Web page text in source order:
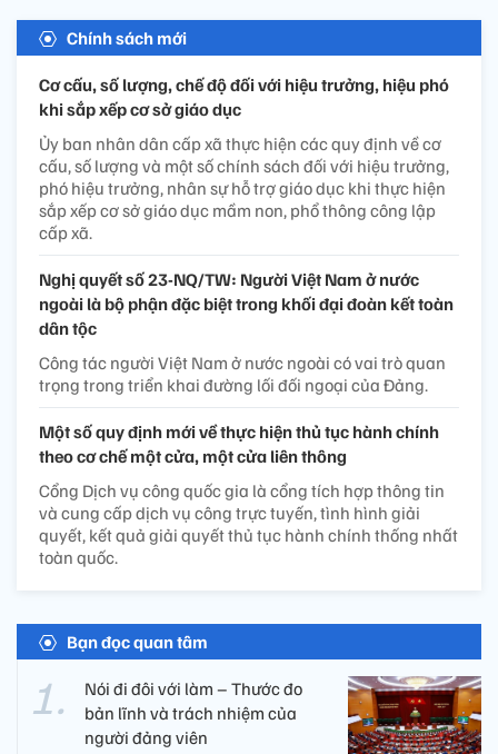
Chính sách mới
Cơ cấu, số lượng, chế độ đối với hiệu trưởng, hiệu phó
khi sắp xếp cơ sở giáo dục
Ủy ban nhân dân cấp xã thực hiện các quy định về cơ
cấu, số lượng và một số chính sách đối với hiệu trưởng,
phó hiệu trưởng, nhân sự hỗ trợ giáo dục khi thực hiện
sắp xếp cơ sở giáo dục mầm non, phổ thông công lập
cấp xã.
Nghị quyết số 23-NQ/TW: Người Việt Nam ở nước
ngoài là bộ phận đặc biệt trong khối đại đoàn kết toàn
dân tộc
Công tác người Việt Nam ở nước ngoài có vai trò quan
trọng trong triển khai đường lối đối ngoại của Đảng.
Một số quy định mới về thực hiện thủ tục hành chính
theo cơ chế một cửa, một cửa liên thông
Cổng Dịch vụ công quốc gia là cổng tích hợp thông tin
và cung cấp dịch vụ công trực tuyến, tình hình giải
quyết, kết quả giải quyết thủ tục hành chính thống nhất
toàn quốc.
Bạn đọc quan tâm
Nói đi đôi với làm – Thước đo
bản lĩnh và trách nhiệm của
người đảng viên​